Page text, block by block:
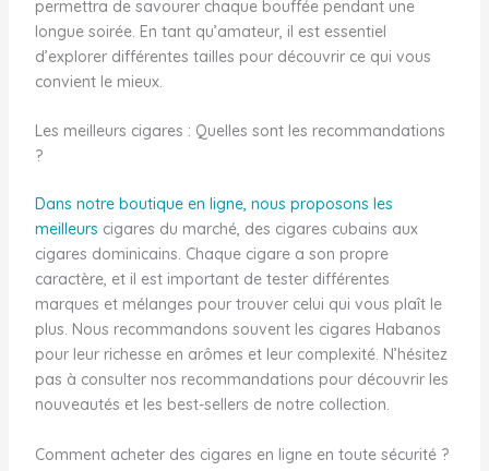
permettra de savourer chaque bouffée pendant une
longue soirée. En tant qu’amateur, il est essentiel
d’explorer différentes tailles pour découvrir ce qui vous
convient le mieux.
Les meilleurs cigares : Quelles sont les recommandations
?
Dans notre boutique en ligne, nous proposons les
meilleurs cigares du marché, des cigares cubains aux
cigares dominicains. Chaque cigare a son propre
caractère, et il est important de tester différentes
marques et mélanges pour trouver celui qui vous plaît le
plus. Nous recommandons souvent les cigares Habanos
pour leur richesse en arômes et leur complexité. N’hésitez
pas à consulter nos recommandations pour découvrir les
nouveautés et les best-sellers de notre collection.
Comment acheter des cigares en ligne en toute sécurité ?